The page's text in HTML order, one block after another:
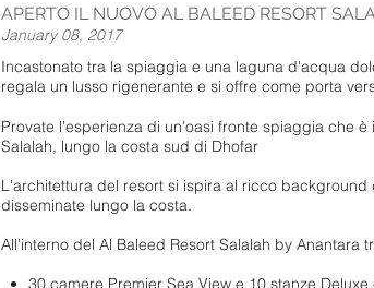
APERTO IL NUOVO AL BALEED RESORT
January 08, 2017
Incastonato tra la spiaggia e una laguna d'acqua
regala un lusso rigenerante e si offre come porta
Provate l'esperienza di un'oasi fronte spiaggia che
Salalah, lungo la costa sud di Dhofar
L'architettura del resort si ispira al ricco
disseminate lungo la costa.
All'interno del Al Baleed Resort Salalah by Anantara
30 camere Premier Sea View e 10 stanze